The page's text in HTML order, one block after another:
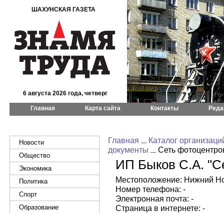
ШАХУНСКАЯ ГАЗЕТА
6 августа 2026 года, четверг
Главная Карта сайта Контакты
Новости
Общество
Экономика
Политика
Спорт
Образование
Главная
Каталог
документы
Сеть
ИП Быков С.А.
Местоположение: Нижний
Номер телефона: -
Электронная почта: -
Страница в интернете: -